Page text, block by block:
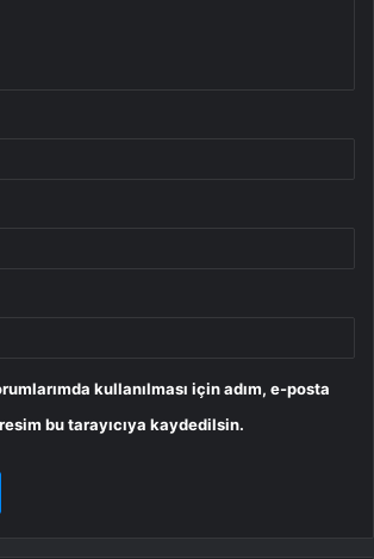
kullanılması için adım, e-posta
bu tarayıcıya kaydedilsin.